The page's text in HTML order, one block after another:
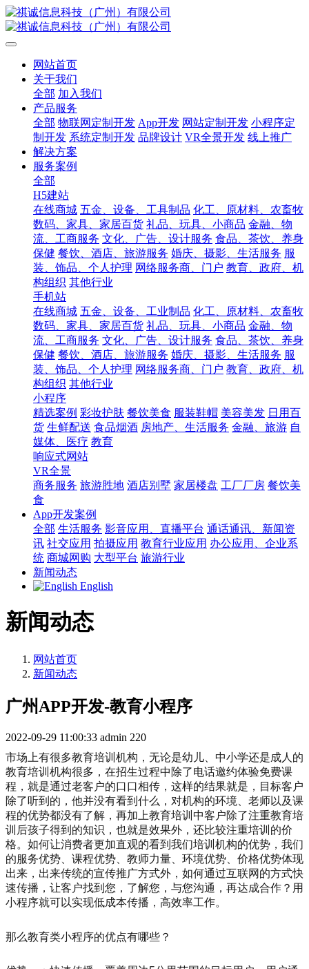
网站首页
关于我们
全部 加入我们
产品服务
全部 物联网定制开发 App开发 网站定制开发 小程序定
制开发 系统定制开发 品牌设计 VR全景开发 线上推广
解决方案
服务案例
全部
H5建站
在线商城 五金、设备、工具制品 化工、原材料、农畜牧
数码、家具、家居百货 礼品、玩具、小商品 金融、物
流、工商服务 文化、广告、设计服务 食品、茶饮、养身
保健 餐饮、酒店、旅游服务 婚庆、摄影、生活服务 服
装、饰品、个人护理 网络服务商、门户 教育、政府、机
构组织 其他行业
手机站
在线商城 五金、设备、工业制品 化工、原材料、农畜牧
数码、家具、家居百货 礼品、玩具、小商品 金融、物
流、工商服务 文化、广告、设计服务 食品、茶饮、养身
保健 餐饮、酒店、旅游服务 婚庆、摄影、生活服务 服
装、饰品、个人护理 网络服务商、门户 教育、政府、机
构组织 其他行业
小程序
精选案例 彩妆护肤 餐饮美食 服装鞋帽 美容美发 日用百
货 生鲜配送 食品烟酒 房地产、生活服务 金融、旅游 自
媒体、医疗 教育
响应式网站
VR全景
商务服务 旅游胜地 酒店别墅 家居楼盘 工厂厂房 餐饮美
食
App开发案例
全部 生活服务 影音应用、直播平台 通话通讯、新闻资
讯 社交应用 拍摄应用 教育行业应用 办公应用、企业系
统 商城网购 大型平台 旅游行业
新闻动态
English
新闻动态
网站首页
新闻动态
广州APP开发-教育小程序
2022-09-29 11:00:33 admin 220
市场上有很多教育培训机构，无论是幼儿、中小学还是成人的
教育培训机构很多，在招生过程中除了电话邀约体验免费课
程，就是通过老客户的口口相传，这样的结果就是，目标客户
除了听到的，他并没有看到什么，对机构的环境、老师以及课
程的优势都没有了解，再加上教育培训中客户除了注重教育培
训后孩子得到的知识，也就是效果外，还比较注重培训的价
格。如何让消费者更加直观的看到我们培训机构的优势，我们
的服务优势、课程优势、教师力量、环境优势、价格优势体现
出来，出来传统的宣传推广方式外，如何通过互联网的方式快
速传播，让客户找到您，了解您，与您沟通，再达成合作？用
小程序就可以实现低成本传播，高效率工作。
那么教育类小程序的优点有哪些？